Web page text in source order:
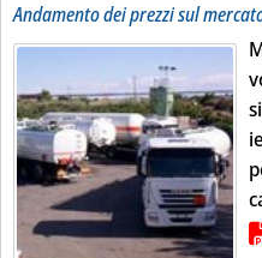
Andamento dei prezzi sul
Lista allegati PDF